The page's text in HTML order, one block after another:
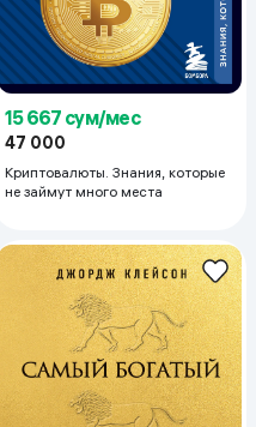
15 667 сум/мес
47 000
Криптовалюты. Знания, которые
не займут много места